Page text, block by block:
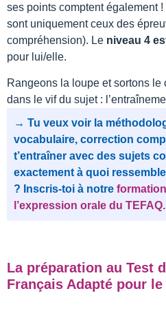
ses points comptent également
sont uniquement ceux des
compréhension). Le niveau 4
pour lui/elle.
Rangeons la loupe et sortons le
dans le vif du sujet :
→ Tu veux voir la
vocabulaire, correction
t’entraîner avec des sujets
exactement à quoi
? Inscris-toi à notre
l’expression orale du TEFAQ.
La préparation au Test
Français Adapté pour le